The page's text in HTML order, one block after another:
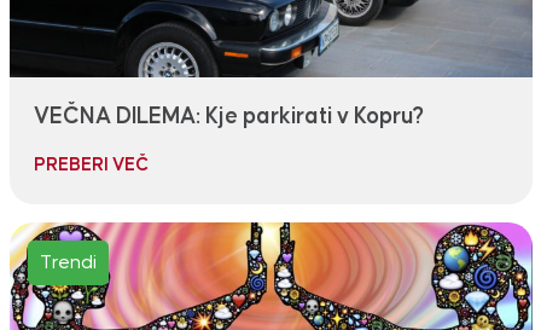
VEČNA DILEMA: Kje parkirati v Kopru?
PREBERI VEČ
Trendi